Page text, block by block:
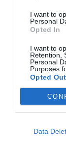
I want to
Personal
Opted In
I want to
Retention,
Personal
Purposes
Opted Out
Data
Alexandre
3 Août